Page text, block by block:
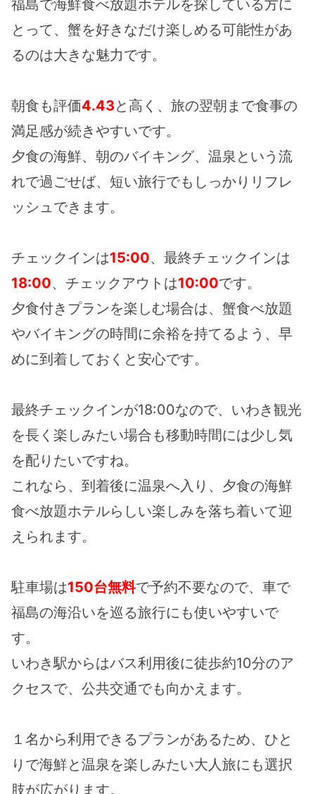
福島で海鮮食べ放題ホテルを探している方に
とって、蟹を好きなだけ楽しめる可能性があ
るのは大きな魅力です。
朝食も評価4.43と高く、旅の翌朝まで食事の
満足感が続きやすいです。
夕食の海鮮、朝のバイキング、温泉という流
れで過ごせば、短い旅行でもしっかりリフレ
ッシュできます。
チェックインは15:00、最終チェックインは
18:00、チェックアウトは10:00です。
夕食付きプランを楽しむ場合は、蟹食べ放題
やバイキングの時間に余裕を持てるよう、早
めに到着しておくと安心です。
最終チェックインが18:00なので、いわき観光
を長く楽しみたい場合も移動時間には少し気
を配りたいですね。
これなら、到着後に温泉へ入り、夕食の海鮮
食べ放題ホテルらしい楽しみを落ち着いて迎
えられます。
駐車場は150台無料で予約不要なので、車で
福島の海沿いを巡る旅行にも使いやすいで
す。
いわき駅からはバス利用後に徒歩約10分のア
クセスで、公共交通でも向かえます。
１名から利用できるプランがあるため、ひと
りで海鮮と温泉を楽しみたい大人旅にも選択
肢が広がります。